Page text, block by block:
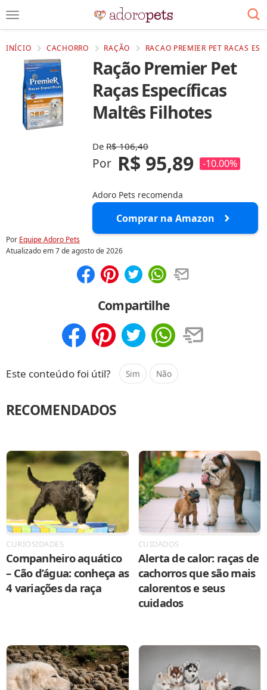
INÍCIO CACHORRO RAÇÃO RACAO PREMIER PET RACAS
Ração Premier Pet
Raças Específicas
Maltês Filhotes
DeR$ 106,40
Por R$ 95,89 -10.00%
Adoro Pets recomenda
Comprar na Amazon
Por Equipe Adoro Pets
Atualizado em7 de agosto de 2026
Compartilhe
Este conteúdo foi útil? Sim Não
RECOMENDADOS
CURIOSIDADES
Companheiro aquático
– Cão d’água: conheça as
4 variações da raça
CUIDADOS
Alerta de calor: raças de
cachorros que são mais
calorentos e seus
cuidados